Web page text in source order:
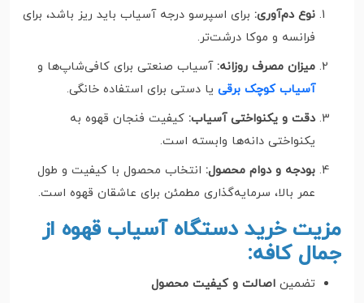
نوع دم‌آوری: برای اسپرسو درجه آسیاب باید ریز باشد، برای
فرانسه و موکا درشت‌تر.
میزان مصرف روزانه: آسیاب صنعتی برای کافی‌شاپ‌ها و
آسیاب کوچک برقی یا دستی برای استفاده خانگی.
دقت و یکنواختی آسیاب: کیفیت فنجان قهوه به
یکنواختی دانه‌ها وابسته است.
بودجه و دوام محصول: انتخاب محصول با کیفیت و طول
عمر بالا، سرمایه‌گذاری مطمئن برای عاشقان قهوه است.
مزیت خرید دستگاه آسیاب قهوه از
جمال کافه:
تضمین اصالت و کیفیت محصول